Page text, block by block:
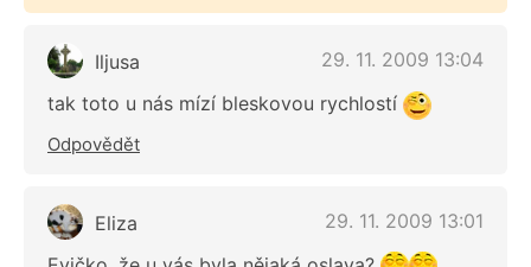
Iljusa
29. 11. 2009 13:04
tak toto u nás mízí bleskovou rychlostí
Odpovědět
Eliza
29. 11. 2009 13:01